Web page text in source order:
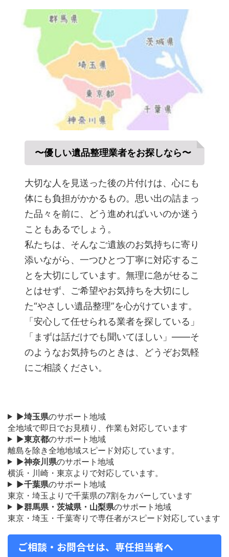
〜優しい遺品整理業者をお探しなら〜
大切な人を見送った後の片付けは、心にも
体にも負担がかかるもの。思い出の詰まっ
た品々を前に、どう進めればいいのか迷う
こともあるでしょう。
私たちは、そんなご遺族のお気持ちに寄り
添いながら、一つひとつ丁寧に対応するこ
とを大切にしています。無理に急がせるこ
とはせず、ご希望やお気持ちを大切にし
た“やさしい遺品整理”を心がけています。
「安心して任せられる業者を探している」
「まずは話だけでも聞いてほしい」――そ
のようなお気持ちのときは、どうぞお気軽
にご相談ください。
▶埼玉県のサポート地域
全地域で即日でお見積り、作業も対応しています
▶東京都のサポート地域
離島を除き全地地域スピード対応しています。
▶神奈川県のサポート地域
横浜・川崎・東京よりで対応しています。
▶千葉県のサポート地域
東京・埼玉よりで千葉県の7割をカバーしています
▶群馬県・茨城県・山梨県のサポート地域
東京・埼玉・千葉寄りで専任者がスピード対応しています
ご相談・お問合せは、専任担当者へ